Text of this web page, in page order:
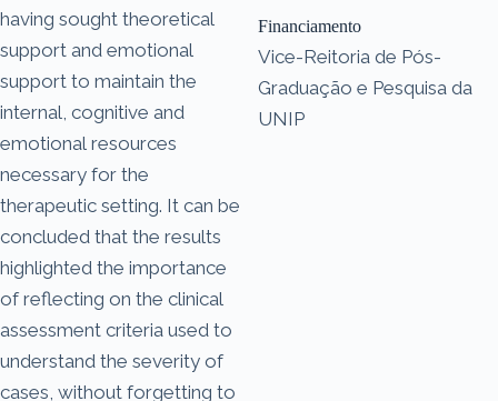
having sought theoretical
support and emotional
support to maintain the
internal, cognitive and
emotional resources
necessary for the
therapeutic setting. It can be
concluded that the results
highlighted the importance
of reflecting on the clinical
assessment criteria used to
understand the severity of
cases, without forgetting to
Financiamento
Vice-Reitoria de Pós-
Graduação e Pesquisa da
UNIP